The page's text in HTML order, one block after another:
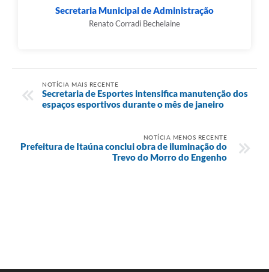
Secretaria Municipal de Administração
Renato Corradi Bechelaine
NOTÍCIA MAIS RECENTE
Secretaria de Esportes intensifica manutenção dos
espaços esportivos durante o mês de janeiro
NOTÍCIA MENOS RECENTE
Prefeitura de Itaúna conclui obra de iluminação do
Trevo do Morro do Engenho